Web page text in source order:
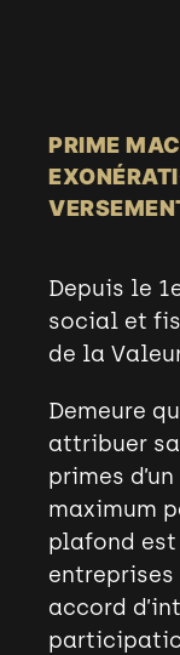
PRIME
Depuis le 1
social et
de la
Demeure
attribuer
primes
maximum
plafond est
accord